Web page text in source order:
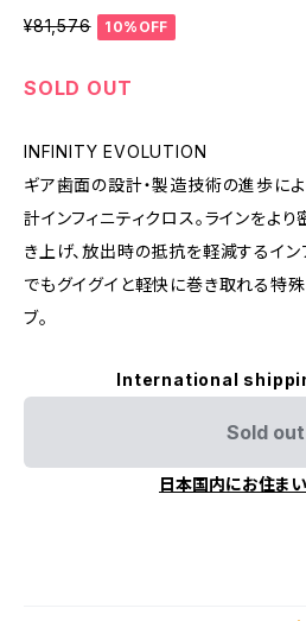
¥81,576 10%OFF
SOLD OUT
INFINITY EVOLUTION
ギア歯面の設計・製造技術の進歩に
計インフィニティクロス。ラインをよ
き上げ、放出時の抵抗を軽減するイン
でもグイグイと軽快に巻き取れる特殊
ブ。
International
Sold out
日本国内にお住ま